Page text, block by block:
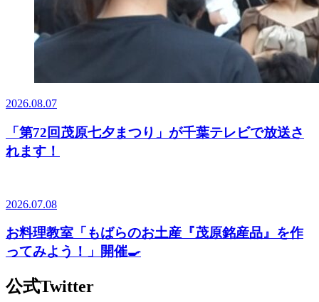
2026.08.07
「第72回茂原七夕まつり」が千葉テレビで放送さ
れます！
2026.07.08
お料理教室「もばらのお土産『茂原銘産品』を作
ってみよう！」開催🍳
公式Twitter